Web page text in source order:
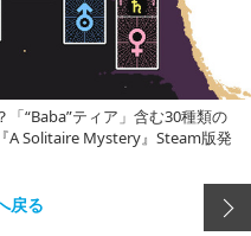
「“Baba”ティア」含む30種類の
A Solitaire Mystery』Steam版発
戻る